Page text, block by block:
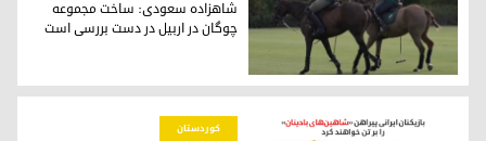
عکس: کوردستان۲۴
شاهزاده سعودی: ساخت مجموعه
چوگان در اربیل در دست بررسی است
کوردستان